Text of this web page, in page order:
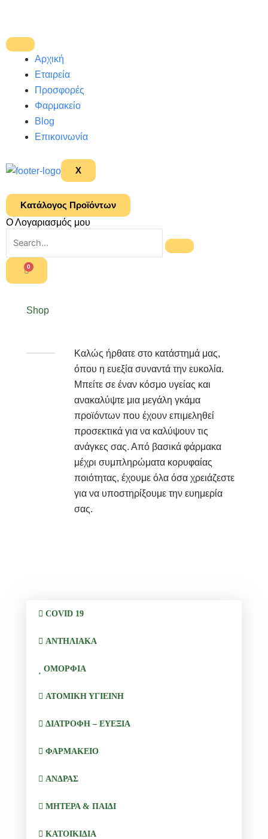
περιεχόμενο
Αρχική
Εταιρεία
Προσφορές
Φαρμακείο
Blog
Επικοινωνία
X
Κατάλογος Προϊόντων
Ο Λογαριασμός μου
0
Cart
Shop
Καλώς ήρθατε στο κατάστημά μας,
όπου η ευεξία συναντά την ευκολία.
Μπείτε σε έναν κόσμο υγείας και
ανακαλύψτε μια μεγάλη γκάμα
προϊόντων που έχουν επιμεληθεί
προσεκτικά για να καλύψουν τις
ανάγκες σας. Από βασικά φάρμακα
μέχρι συμπληρώματα κορυφαίας
ποιότητας, έχουμε όλα όσα χρειάζεστε
για να υποστηρίξουμε την ευημερία
σας.
COVID 19
ΑΝΤΗΛΙΑΚΑ
ΟΜΟΡΦΙΑ
ΑΤΟΜΙΚΗ ΥΓΙΕΙΝΗ
ΔΙΑΤΡΟΦΗ – ΕΥΕΞΙΑ
ΦΑΡΜΑΚΕΙΟ
ΑΝΔΡΑΣ
ΜΗΤΕΡΑ & ΠΑΙΔΙ
ΚΑΤΟΙΚΙΔΙΑ